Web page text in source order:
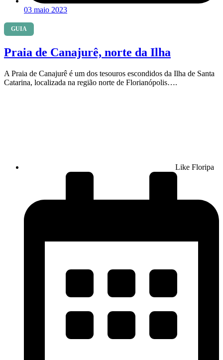
03 maio 2023
GUIA
Praia de Canajurê, norte da Ilha
A Praia de Canajurê é um dos tesouros escondidos da Ilha de Santa
Catarina, localizada na região norte de Florianópolis….
Like Floripa